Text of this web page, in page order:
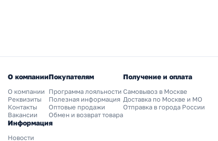
О компании
О компании
Реквизиты
Контакты
Вакансии
Покупателям
Программа лояльности
Полезная информация
Оптовые продажи
Обмен и возврат товара
Получение и оплата
Самовывоз в Москве
Доставка по Москве и МО
Отправка в города России
Информация
Новости